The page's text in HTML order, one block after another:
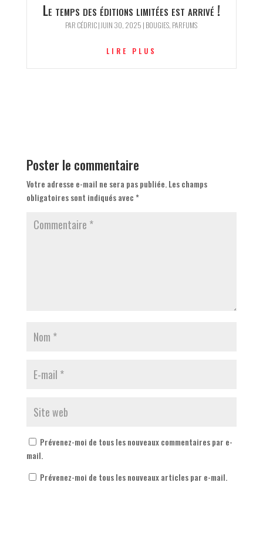
Le temps des éditions limitées est arrivé !
PAR CÉDRIC|JUIN 30, 2025 | BOUGIES, PARFUMS
LIRE PLUS
Poster le commentaire
Votre adresse e-mail ne sera pas publiée. Les champs
obligatoires sont indiqués avec*
Prévenez-moi de tous les nouveaux commentaires par e-
mail.
Prévenez-moi de tous les nouveaux articles par e-mail.